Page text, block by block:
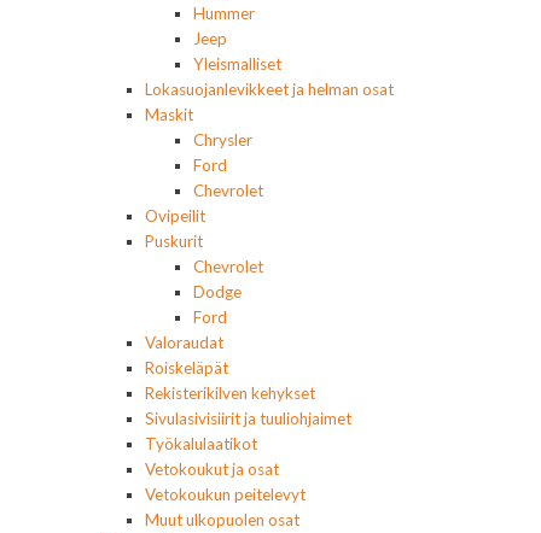
Hummer
Jeep
Yleismalliset
Lokasuojanlevikkeet ja helman osat
Maskit
Chrysler
Ford
Chevrolet
Ovipeilit
Puskurit
Chevrolet
Dodge
Ford
Valoraudat
Roiskeläpät
Rekisterikilven kehykset
Sivulasivisiirit ja tuuliohjaimet
Työkalulaatikot
Vetokoukut ja osat
Vetokoukun peitelevyt
Muut ulkopuolen osat